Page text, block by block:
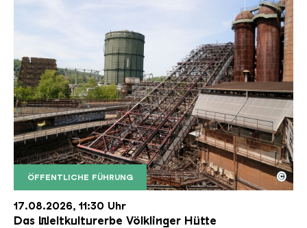
ÖFFENTLICHE FÜHRUNG
Der Erzschrägaufzug der Völklinger Hütte mit
Copyright: Weltkulturerbe Völklinger Hütte | Karl
©
17.08.2026, 11:30 Uhr
Das Weltkulturerbe Völklinger Hütte